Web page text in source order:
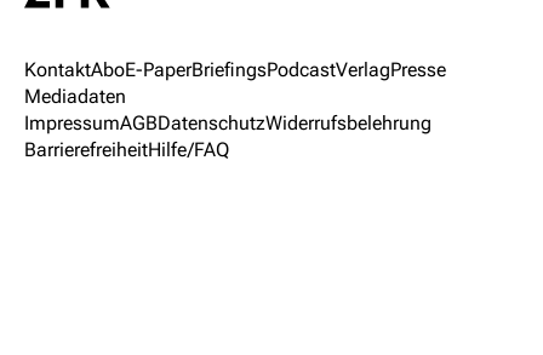
KontaktAboE-PaperBriefingsPodcastVerlagPresse
Mediadaten
ImpressumAGBDatenschutzWiderrufsbelehrung
BarrierefreiheitHilfe/FAQ